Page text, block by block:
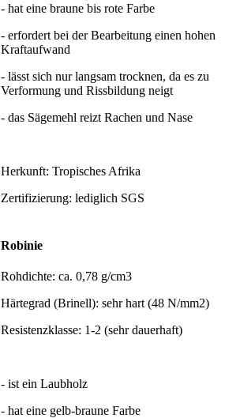
- hat eine braune bis rote Farbe
- erfordert bei der Bearbeitung einen hohen
Kraftaufwand
- lässt sich nur langsam trocknen, da es zu
Verformung und Rissbildung neigt
- das Sägemehl reizt Rachen und Nase
Herkunft: Tropisches Afrika
Zertifizierung: lediglich SGS
Robinie
Rohdichte: ca. 0,78 g/cm3
Härtegrad (Brinell): sehr hart (48 N/mm2)
Resistenzklasse: 1-2 (sehr dauerhaft)
- ist ein Laubholz
- hat eine gelb-braune Farbe